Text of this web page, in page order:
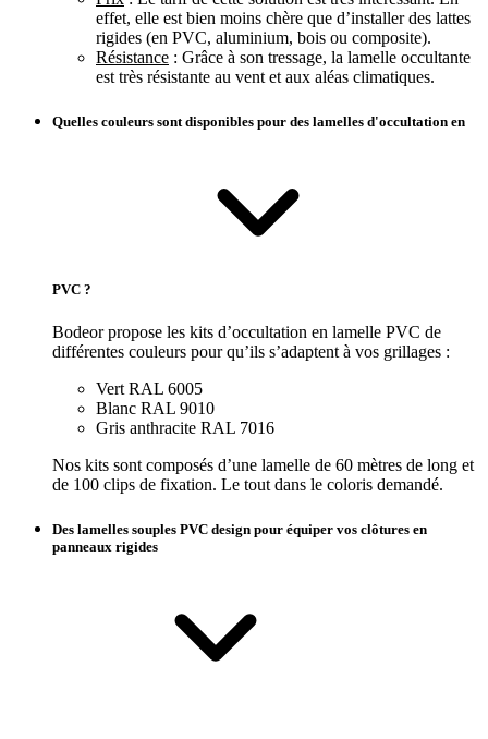
effet, elle est bien moins chère que d’installer des lattes
rigides (en PVC, aluminium, bois ou composite).
Résistance : Grâce à son tressage, la lamelle occultante
est très résistante au vent et aux aléas climatiques.
Quelles couleurs sont disponibles pour des lamelles d'occultation en
PVC ?
Bodeor propose les kits d’occultation en lamelle PVC de
différentes couleurs pour qu’ils s’adaptent à vos grillages :
Vert RAL 6005
Blanc RAL 9010
Gris anthracite RAL 7016
Nos kits sont composés d’une lamelle de 60 mètres de long et
de 100 clips de fixation. Le tout dans le coloris demandé.
Des lamelles souples PVC design pour équiper vos clôtures en
panneaux rigides